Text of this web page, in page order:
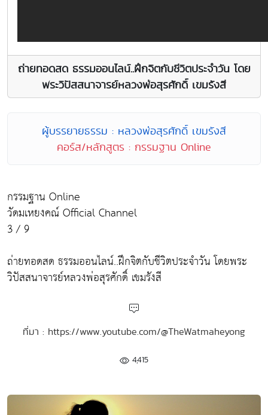
ถ่ายทอดสด ธรรมออนไลน์..ฝึกจิตกับชีวิตประจำวัน โดย
พระวิปัสสนาจารย์หลวงพ่อสุรศักดิ์ เขมรังสี
ผู้บรรยายธรรม : หลวงพ่อสุรศักดิ์ เขมรังสี
คอร์ส/หลักสูตร : กรรมฐาน Online
กรรมฐาน Online
วัดมเหยงคณ์ Official Channel
3 / 9
ถ่ายทอดสด ธรรมออนไลน์..ฝึกจิตกับชีวิตประจำวัน โดยพระ
วิปัสสนาจารย์หลวงพ่อสุรศักดิ์ เขมรังสี
ที่มา : https://www.youtube.com/@TheWatmaheyong
4,415